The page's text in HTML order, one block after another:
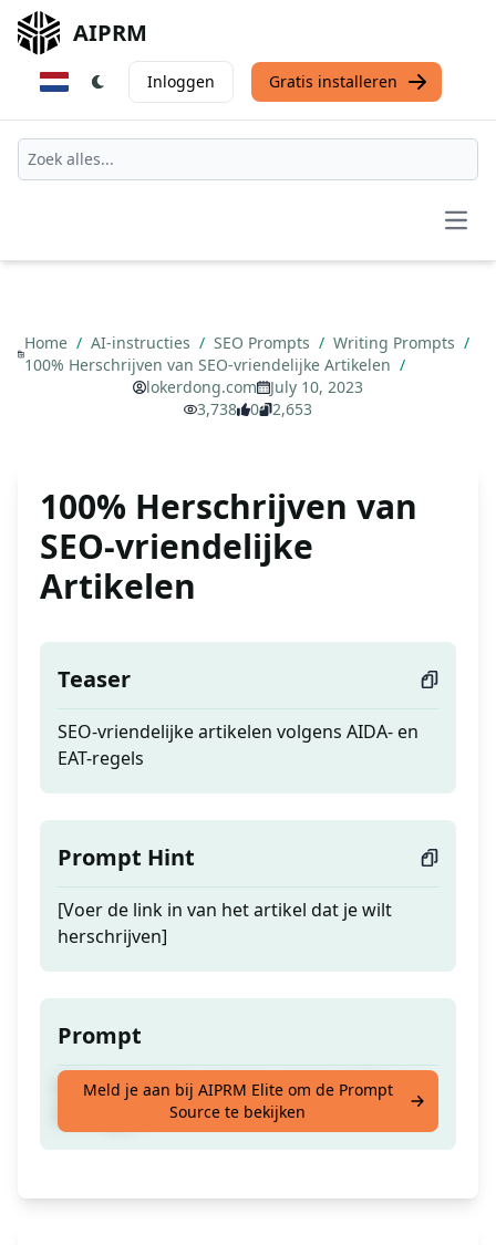
AIPRM
Inloggen Gratis installeren
Home / AI-instructies / SEO Prompts / Writing Prompts /
100% Herschrijven van SEO-vriendelijke Artikelen /
lokerdong.com
July 10, 2023
3,738
0 2,653
100% Herschrijven van
SEO-vriendelijke
Artikelen
Teaser
SEO-vriendelijke artikelen volgens AIDA- en
EAT-regels
Prompt Hint
[Voer de link in van het artikel dat je wilt
herschrijven]
Prompt
SEO-vriendelijke artikelen volgens AIDA- en
Meld je aan bij AIPRM Elite om de Prompt
Source te bekijken